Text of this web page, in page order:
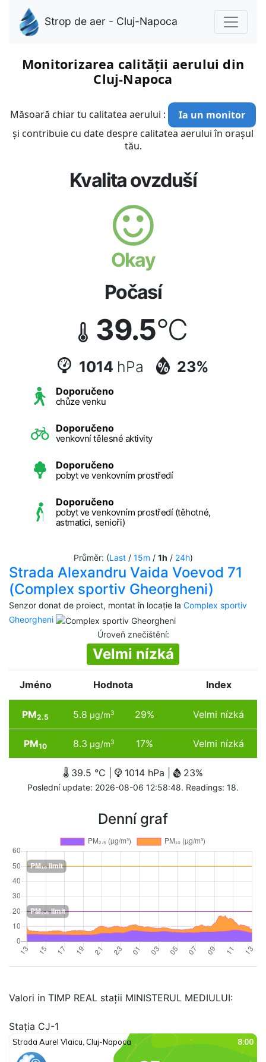
Strop de aer - Cluj-Napoca
Monitorizarea calității aerului din
Cluj-Napoca
Măsoară chiar tu calitatea aerului :
Ia un monitor
și contribuie cu date despre calitatea aerului în orașul
tău.
Kvalita ovzduší
Okay
Počasí
39.5°C
1014 hPa 23%
Doporučeno
chůze venku
Doporučeno
venkovní tělesné aktivity
Doporučeno
pobyt ve venkovním prostředí
Doporučeno
pobyt ve venkovním prostředí (těhotné,
astmatici, senioři)
Průměr: (Last/ 15m / 1h / 24h)
Strada Alexandru Vaida Voevod 71
(Complex sportiv Gheorgheni)
Senzor donat de proiect, montat în locație la Complex sportiv
Gheorgheni
Úroveň znečištění:
Velmi nízká
Jméno Hodnota Index
PM2.5 5.8 µg/m3 29% Velmi nízká
PM10 8.3 µg/m3 17% Velmi nízká
39.5 °C | 1014 hPa | 23%
Poslední update: 2026-08-06 12:58:48. Readings: 18.
Denní graf
Valori in TIMP REAL stații MINISTERUL MEDIULUI:
Stația CJ-1